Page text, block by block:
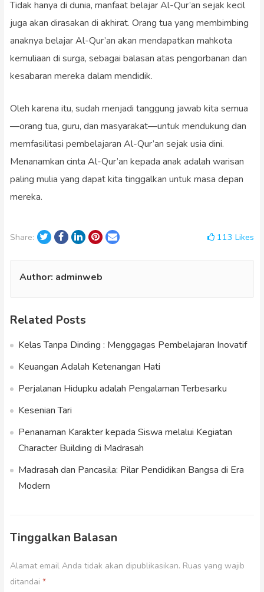
Tidak hanya di dunia, manfaat belajar Al-Qur’an sejak kecil
juga akan dirasakan di akhirat. Orang tua yang membimbing
anaknya belajar Al-Qur’an akan mendapatkan mahkota
kemuliaan di surga, sebagai balasan atas pengorbanan dan
kesabaran mereka dalam mendidik.
Oleh karena itu, sudah menjadi tanggung jawab kita semua
—orang tua, guru, dan masyarakat—untuk mendukung dan
memfasilitasi pembelajaran Al-Qur’an sejak usia dini.
Menanamkan cinta Al-Qur’an kepada anak adalah warisan
paling mulia yang dapat kita tinggalkan untuk masa depan
mereka.
Share: TwitterFacebook
LinkedInPinterest
Email 113Likes
Author: adminweb
Related Posts
Kelas Tanpa Dinding : Menggagas Pembelajaran Inovatif
Keuangan Adalah Ketenangan Hati
Perjalanan Hidupku adalah Pengalaman Terbesarku
Kesenian Tari
Penanaman Karakter kepada Siswa melalui Kegiatan
Character Building di Madrasah
Madrasah dan Pancasila: Pilar Pendidikan Bangsa di Era
Modern
Tinggalkan Balasan
Alamat email Anda tidak akan dipublikasikan. Ruas yang wajib
ditandai *